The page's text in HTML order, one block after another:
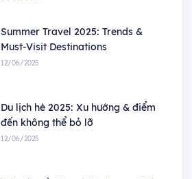
Summer Travel 2025: Trends &
Must-Visit Destinations
12/06/2025
Du lịch hè 2025: Xu hướng & điểm
đến không thể bỏ lỡ
12/06/2025